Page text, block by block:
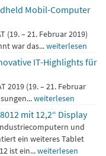
Mobil-Computer
(19. – 21. Februar 2019)
war das...weiterlesen
IT-Highlights für
2019 (19. – 21. Februar
weiterlesen
mit 12,2“ Display
und
ein weiteres Tablet
ist ein...weiterlesen